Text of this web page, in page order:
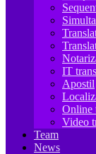
IT
Apostil
Online
Video
Team
News